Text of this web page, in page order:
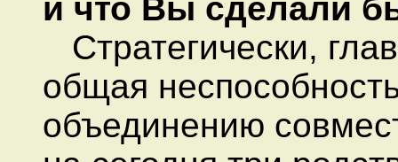
и что Вы сделали
Стратегически,
общая
объединению